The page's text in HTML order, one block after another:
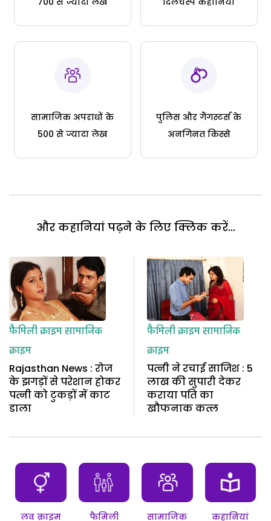
सामाजिक अपराधों के
500 से ज्यादा लेख
पुलिस और गैंगस्टर्स के
अनगिनत किस्से
और कहानियां पढ़ने के लिए क्लिक करें...
फैमिली क्राइमसामाजिक
क्राइम
Rajasthan News : रोज
के झगड़ों से परेशान होकर
पत्नी को टुकड़ों में काट
डाला
फैमिली क्राइमसामाजिक
क्राइम
पत्नी ने रचाई साजिश : 5
लाख की सुपारी देकर
कराया पति का
खौफनाक कत्ल
लव क्राइम फैमिली सामाजिक कहानियां